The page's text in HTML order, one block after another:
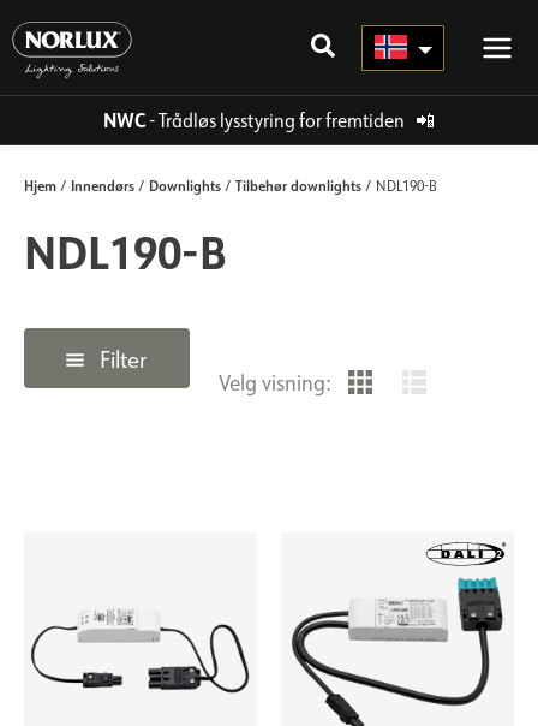
rett
innholdet
NWC- Trådløs lysstyring for fremtiden 📲
Hjem / Innendørs / Downlights / Tilbehør downlights / NDL190-B
NDL190-B
Filter
Velg visning: